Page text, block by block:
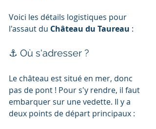
Voici les détails logistiques pour
l'assaut du Château du Taureau :
⚓ Où s'adresser ?
Le château est situé en mer, donc
pas de pont ! Pour s'y rendre, il faut
embarquer sur une vedette. Il y a
deux points de départ principaux :